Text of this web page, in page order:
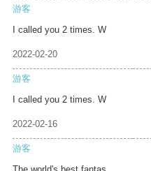
游客
I called you 2 times. W
2022-02-20
游客
I called you 2 times. W
2022-02-16
游客